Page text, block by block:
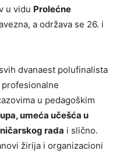
u vidu Prolećne
a održava se 26. i
dvanaest polufinalista
u pedagoškim
umeća učešća u
rada i slično.
žirija i organizacioni